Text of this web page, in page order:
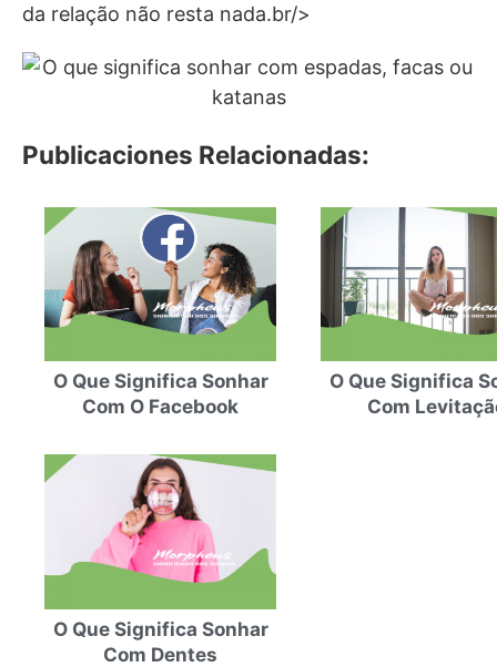
da relação não resta nada.br/>
Publicaciones Relacionadas:
O Que Significa Sonhar
Com O Facebook
O Que Significa
Com
O Que Significa Sonhar
Com Dentes